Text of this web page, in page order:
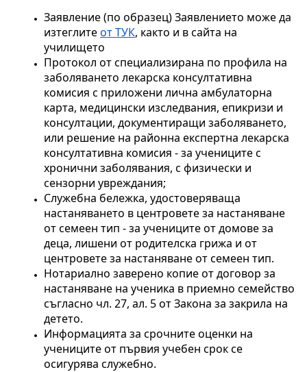
Заявление (по образец) Заявлението може да
изтеглите от ТУК, както и в сайта на
училището
Протокол от специализирана по профила на
заболяването лекарска консултативна
комисия с приложени лична амбулаторна
карта, медицински изследвания, епикризи и
консултации, документиращи заболяването,
или решение на районна експертна лекарска
консултативна комисия - за учениците с
хронични заболявания, с физически и
сензорни увреждания;
Служебна бележка, удостоверяваща
настаняването в центровете за настаняване
от семеен тип - за учениците от домове за
деца, лишени от родителска грижа и от
центровете за настаняване от семеен тип.
Нотариално заверено копие от договор за
настаняване на ученика в приемно семейство
съгласно чл. 27, ал. 5 от Закона за закрила на
детето.
Информацията за срочните оценки на
учениците от първия учебен срок се
осигурява служебно.